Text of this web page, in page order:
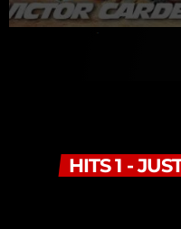
HITS 1 -